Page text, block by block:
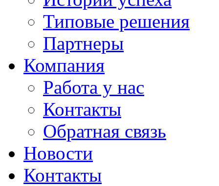
Типовые решения
Партнеры
Компания
Работа у нас
Контакты
Обратная связь
Новости
Контакты